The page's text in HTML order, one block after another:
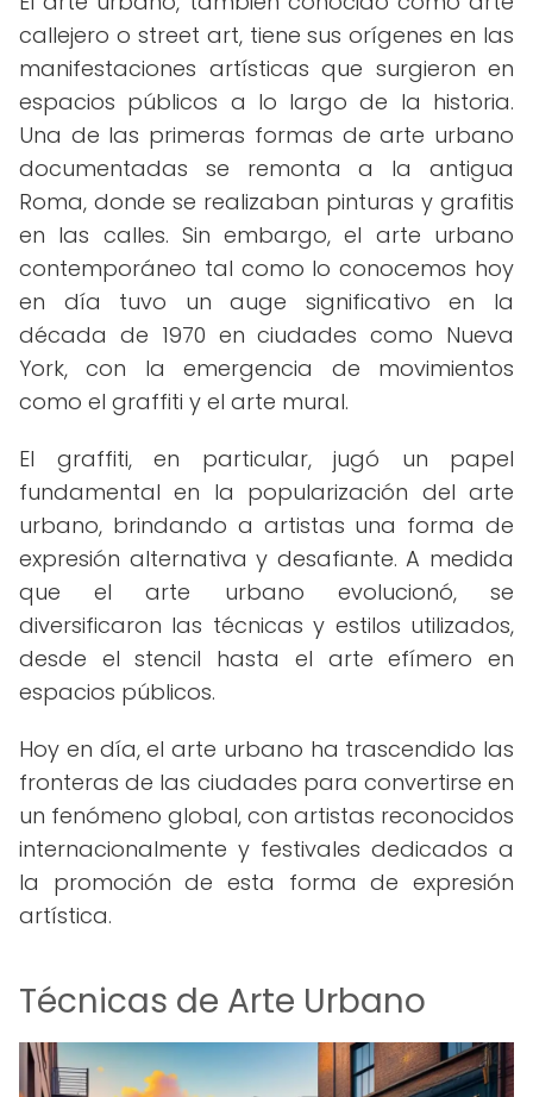
callejero o street art, tiene sus orígenes en las
manifestaciones artísticas que surgieron en
espacios públicos a lo largo de la historia.
Una de las primeras formas de arte urbano
documentadas se remonta a la antigua
Roma, donde se realizaban pinturas y grafitis
en las calles. Sin embargo, el arte urbano
contemporáneo tal como lo conocemos hoy
en día tuvo un auge significativo en la
década de 1970 en ciudades como Nueva
York, con la emergencia de movimientos
como el graffiti y el arte mural.
El graffiti, en particular, jugó un papel
fundamental en la popularización del arte
urbano, brindando a artistas una forma de
expresión alternativa y desafiante. A medida
que el arte urbano evolucionó, se
diversificaron las técnicas y estilos utilizados,
desde el stencil hasta el arte efímero en
espacios públicos.
Hoy en día, el arte urbano ha trascendido las
fronteras de las ciudades para convertirse en
un fenómeno global, con artistas reconocidos
internacionalmente y festivales dedicados a
la promoción de esta forma de expresión
artística.
Técnicas de Arte Urbano